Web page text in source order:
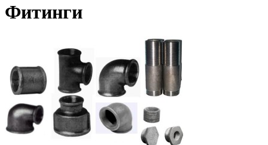
Фитинги